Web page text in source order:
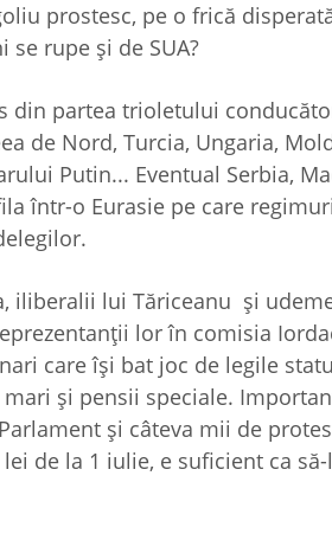
prostesc, pe o frică
rupe şi de SUA?
din partea trioletului
de Nord, Turcia, Ungaria,
Putin... Eventual Serbia,
într-o Eurasie pe care
iliberalii lui Tăriceanu şi
lor în comisia
care îşi bat joc de legile
şi pensii speciale.
şi câteva mii de
de la 1 iulie, e suficient ca